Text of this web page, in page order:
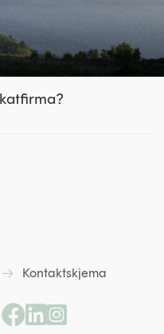
Lenke til
Kontaktskjema
Lenke til
Lenke til Linkedin
Lenke til